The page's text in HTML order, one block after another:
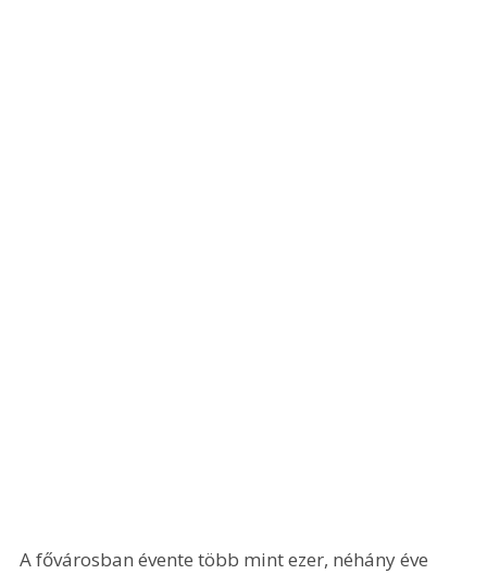
A fővárosban évente több mint ezer, néhány éve